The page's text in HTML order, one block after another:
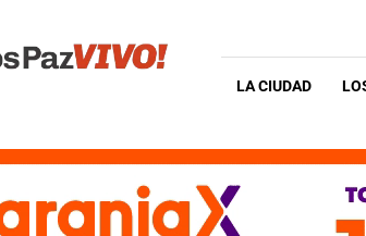
LA CIUDAD